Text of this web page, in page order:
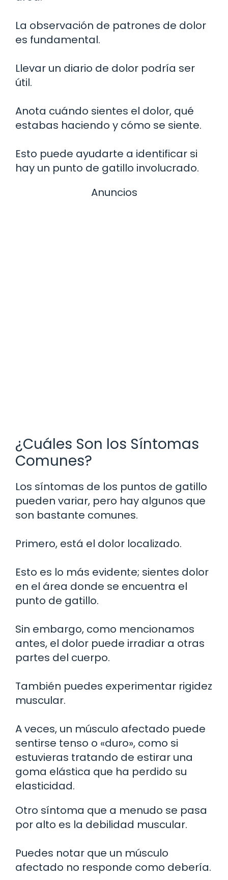
La observación de patrones de dolor
es fundamental.
Llevar un diario de dolor podría ser
útil.
Anota cuándo sientes el dolor, qué
estabas haciendo y cómo se siente.
Esto puede ayudarte a identificar si
hay un punto de gatillo involucrado.
Anuncios
¿Cuáles Son los Síntomas
Comunes?
Los síntomas de los puntos de gatillo
pueden variar, pero hay algunos que
son bastante comunes.
Primero, está el dolor localizado.
Esto es lo más evidente; sientes dolor
en el área donde se encuentra el
punto de gatillo.
Sin embargo, como mencionamos
antes, el dolor puede irradiar a otras
partes del cuerpo.
También puedes experimentar rigidez
muscular.
A veces, un músculo afectado puede
sentirse tenso o «duro», como si
estuvieras tratando de estirar una
goma elástica que ha perdido su
elasticidad.
Otro síntoma que a menudo se pasa
por alto es la debilidad muscular.
Puedes notar que un músculo
afectado no responde como debería.